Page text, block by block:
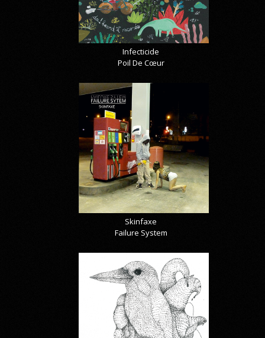
Infecticide
Poil De Cœur
Skinfaxe
Failure System